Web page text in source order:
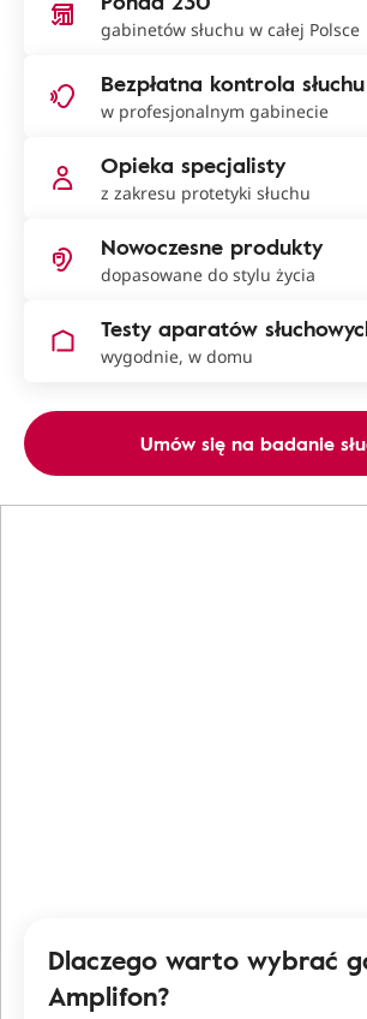
gabinetów słuchu w całej Polsce
Bezpłatna kontrola słuchu
w profesjonalnym gabinecie
Opieka specjalisty
z zakresu protetyki słuchu
Nowoczesne produkty
dopasowane do stylu życia
Testy aparatów
wygodnie, w domu
Umów się na badanie
Dlaczego warto wybrać
Amplifon?